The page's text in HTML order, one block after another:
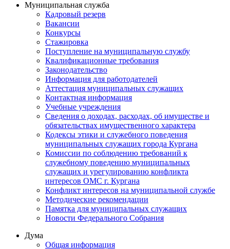
Муниципальная служба
Кадровый резерв
Вакансии
Конкурсы
Стажировка
Поступление на муниципальную службу
Квалификационные требования
Законодательство
Информация для работодателей
Аттестация муниципальных служащих
Контактная информация
Учебные учреждения
Сведения о доходах, расходах, об имуществе и
обязательствах имущественного характера
Кодексы этики и служебного поведения
муниципальных служащих города Кургана
Комиссии по соблюдению требований к
служебному поведению муниципальных
служащих и урегулированию конфликта
интересов ОМС г. Кургана
Конфликт интересов на муниципальной службе
Методические рекомендации
Памятка для муниципальных служащих
Новости Федерального Cобрания
Дума
Общая информация